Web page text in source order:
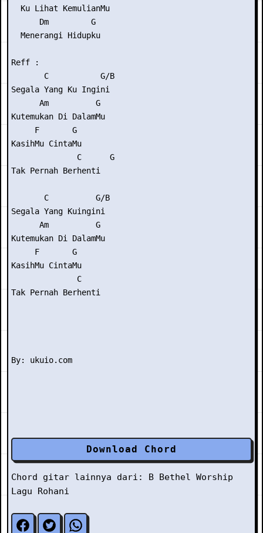
  Ku Lihat KemulianMu
      Dm         G
  Menerangi Hidupku
Reff :
       C           G/B
Segala Yang Ku Ingini
      Am          G
Kutemukan Di DalamMu
     F       G
KasihMu CintaMu
              C      G
Tak Pernah Berhenti
       C          G/B
Segala Yang Kuingini
      Am          G
Kutemukan Di DalamMu
     F       G
KasihMu CintaMu
              C
Tak Pernah Berhenti
Download Chord
Chord gitar lainnya dari: B Bethel Worship
Lagu Rohani